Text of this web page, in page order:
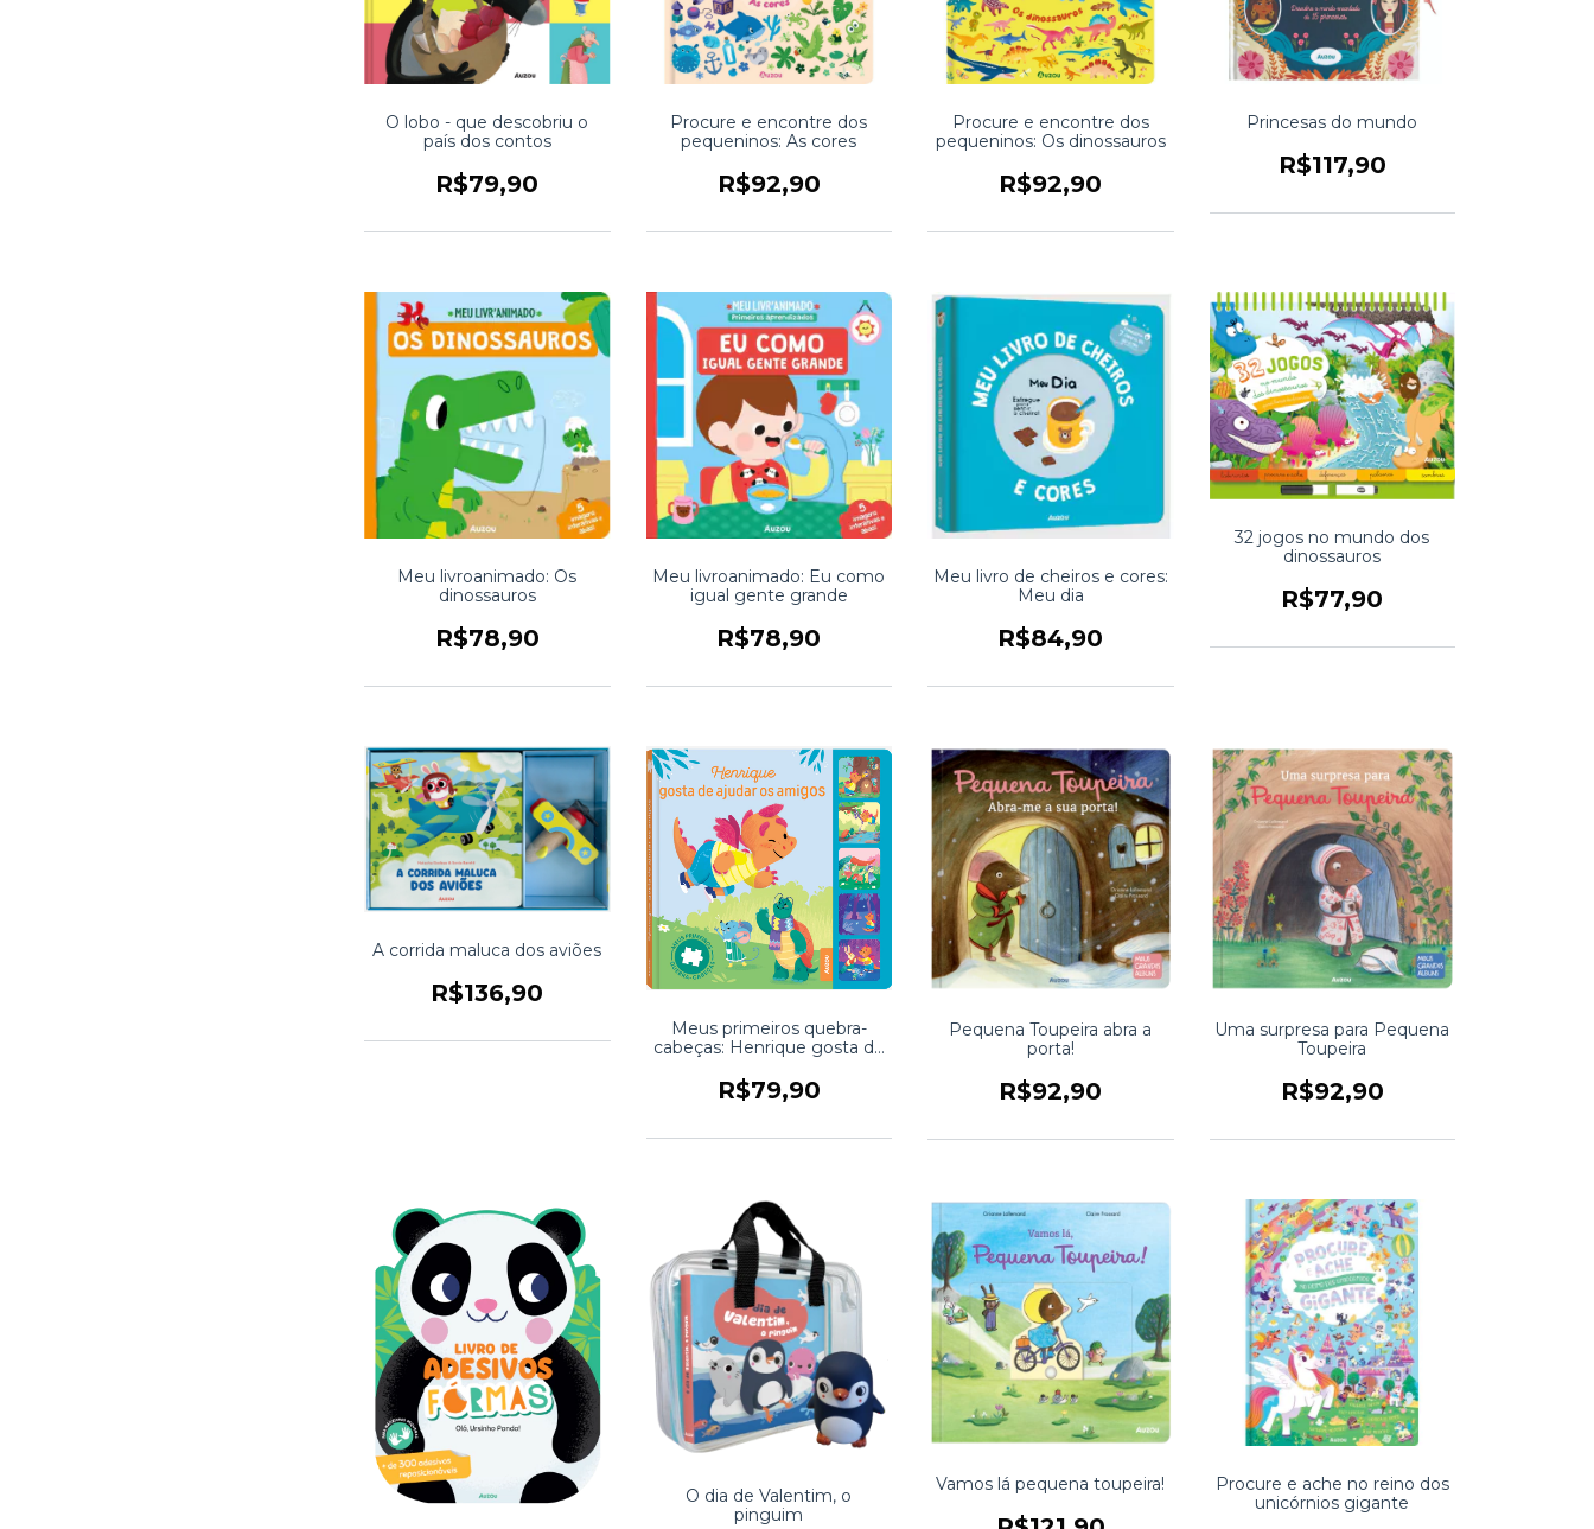
O lobo - que descobriu o
país dos contos
R$79,90
Procure e encontre dos
pequeninos: As cores
R$92,90
Procure e encontre dos
pequeninos: Os dinossauros
R$92,90
Princesas do mundo
R$117,90
Meu livroanimado: Os
dinossauros
R$78,90
Meu livroanimado: Eu como
igual gente grande
R$78,90
Meu livro de cheiros e cores:
Meu dia
R$84,90
32 jogos no mundo dos
dinossauros
R$77,90
A corrida maluca dos aviões
R$136,90
Meus primeiros quebra-
cabeças: Henrique gosta de
R$79,90
Pequena Toupeira abra a
porta!
R$92,90
Uma surpresa para Pequena
Toupeira
R$92,90
O dia de Valentim, o
pinguim
Vamos lá pequena toupeira!
Procure e ache no reino dos
unicórnios gigante